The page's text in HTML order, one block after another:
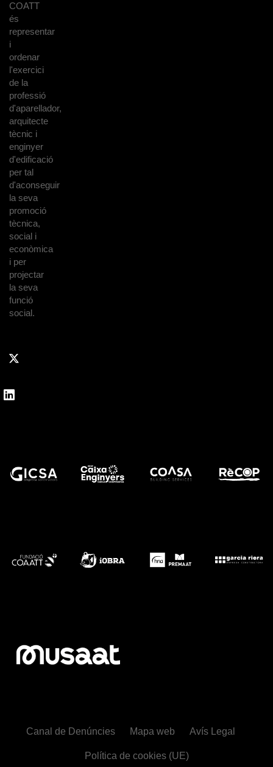
COATT
és
representar
i
ordenar
l'exercici
de la
professió
d'aparellador,
arquitecte
tècnic i
enginyer
d'edificació
per tal
d'aconseguir
la seva
promoció
tècnica,
social i
econòmica
i per
projectar
la seva
funció
social.
Canal de Denúncies Mapa web Avís Legal
Política de cookies (UE)